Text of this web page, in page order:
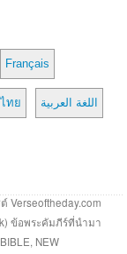
Français
ทย اللغة العربية
Verseoftheday.com
ข้อพระคัมภีร์ที่นำมา
NEW